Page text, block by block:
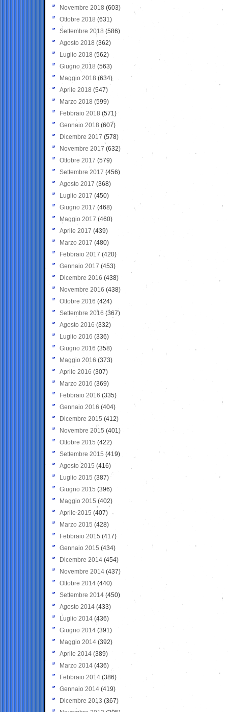
Novembre 2018 (603)
Ottobre 2018 (631)
Settembre 2018 (586)
Agosto 2018 (362)
Luglio 2018 (562)
Giugno 2018 (563)
Maggio 2018 (634)
Aprile 2018 (547)
Marzo 2018 (599)
Febbraio 2018 (571)
Gennaio 2018 (607)
Dicembre 2017 (578)
Novembre 2017 (632)
Ottobre 2017 (579)
Settembre 2017 (456)
Agosto 2017 (368)
Luglio 2017 (450)
Giugno 2017 (468)
Maggio 2017 (460)
Aprile 2017 (439)
Marzo 2017 (480)
Febbraio 2017 (420)
Gennaio 2017 (453)
Dicembre 2016 (438)
Novembre 2016 (438)
Ottobre 2016 (424)
Settembre 2016 (367)
Agosto 2016 (332)
Luglio 2016 (336)
Giugno 2016 (358)
Maggio 2016 (373)
Aprile 2016 (307)
Marzo 2016 (369)
Febbraio 2016 (335)
Gennaio 2016 (404)
Dicembre 2015 (412)
Novembre 2015 (401)
Ottobre 2015 (422)
Settembre 2015 (419)
Agosto 2015 (416)
Luglio 2015 (387)
Giugno 2015 (396)
Maggio 2015 (402)
Aprile 2015 (407)
Marzo 2015 (428)
Febbraio 2015 (417)
Gennaio 2015 (434)
Dicembre 2014 (454)
Novembre 2014 (437)
Ottobre 2014 (440)
Settembre 2014 (450)
Agosto 2014 (433)
Luglio 2014 (436)
Giugno 2014 (391)
Maggio 2014 (392)
Aprile 2014 (389)
Marzo 2014 (436)
Febbraio 2014 (386)
Gennaio 2014 (419)
Dicembre 2013 (367)